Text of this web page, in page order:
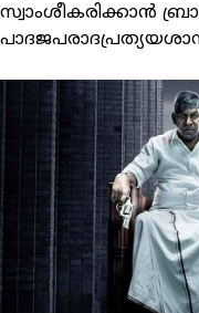
സ്വാംശീകരിക്കാന്‍